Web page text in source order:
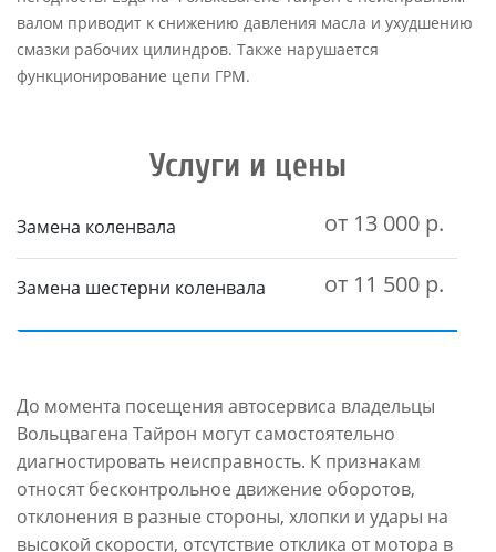
валом приводит к снижению давления масла и ухудшению
смазки рабочих цилиндров. Также нарушается
функционирование цепи ГРМ.
Услуги и цены
Замена коленвала от 13 000 р.
Замена шестерни коленвала от 11 500 р.
До момента посещения автосервиса владельцы
Вольцвагена Тайрон могут самостоятельно
диагностировать неисправность. К признакам
относят бесконтрольное движение оборотов,
отклонения в разные стороны, хлопки и удары на
высокой скорости, отсутствие отклика от мотора в